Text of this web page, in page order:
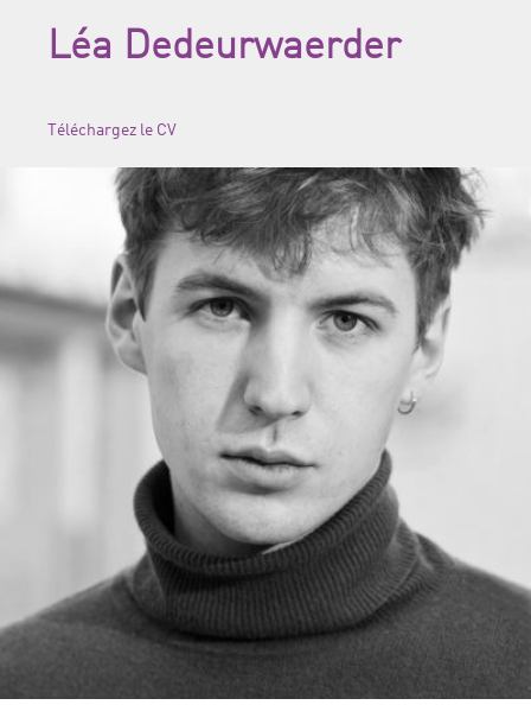
Léa Dedeurwaerder
Téléchargez le CV